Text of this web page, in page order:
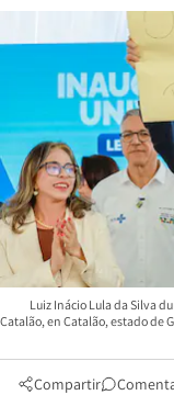
Luiz Inácio Lula da Silva
Catalão, en Catalão, estado de
Compartir